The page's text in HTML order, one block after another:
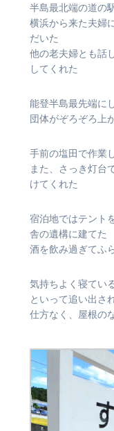
半島最北端の道の
横浜から来た夫婦
だいた
他の老夫婦とも話
してくれた
能登半島最先端に
団体がぞろぞろ上
手前の塩田で作業
また、さっき灯台
けてくれた
宿泊地ではテント
舎の遺構に建てた
酒を飲み過ぎてふ
気持ちよく寝てい
といって追い出さ
仕方なく、屋根の